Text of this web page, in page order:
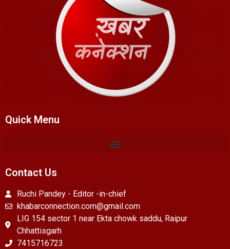
Quick Menu
Contact Us
Ruchi Pandey - Editor -in-chief
khabarconnection.com@gmail.com
LIG 154 sector 1 near Ekta chowk saddu, Raipur
Chhattisgarh
7415716723